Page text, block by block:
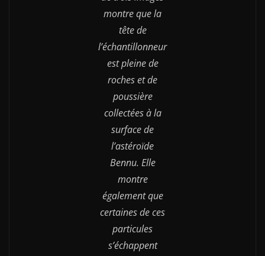
montre que la
tête de
l’échantillonneur
est pleine de
roches et de
poussière
collectées à la
surface de
l’astéroïde
Bennu. Elle
montre
également que
certaines de ces
particules
s’échappent